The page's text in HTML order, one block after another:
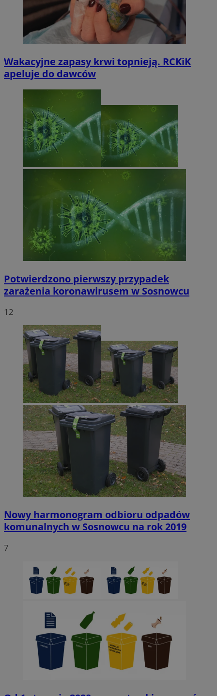
Wakacyjne zapasy krwi topnieją. RCKiK
apeluje do dawców
Potwierdzono pierwszy przypadek
zarażenia koronawirusem w Sosnowcu
12
Nowy harmonogram odbioru odpadów
komunalnych w Sosnowcu na rok 2019
7